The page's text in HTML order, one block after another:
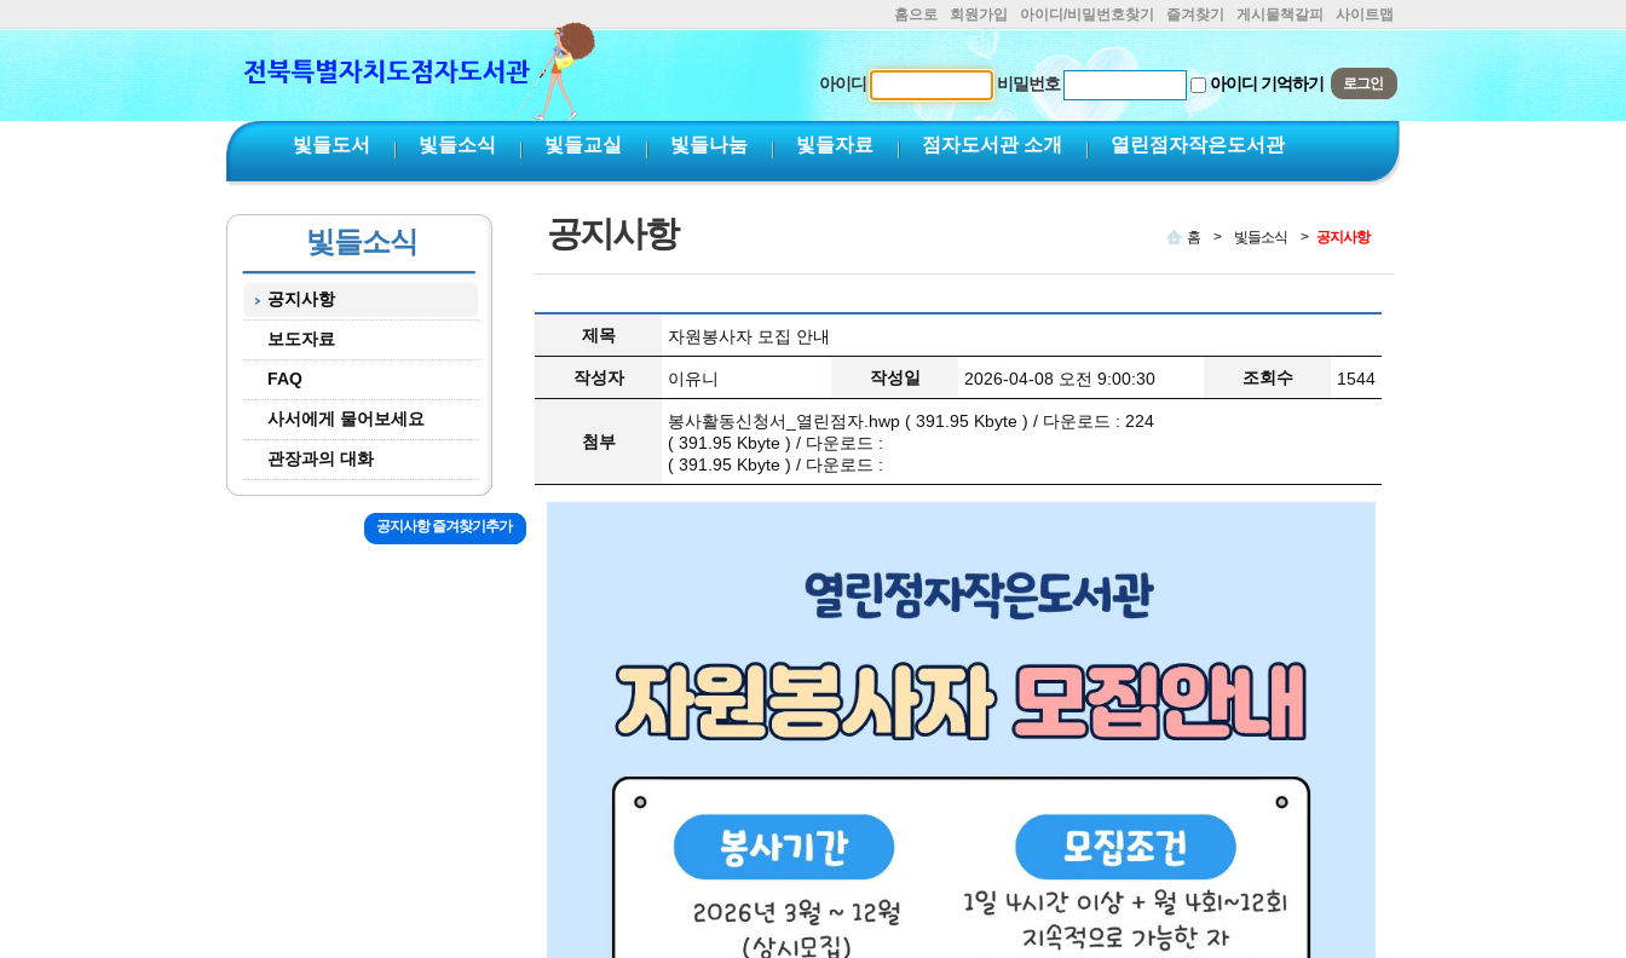
홈으로 회원가입 아이디/비밀번호찾기 즐겨찾기 게시물책갈피 사이트맵
아이디 비밀번호 아이디 기억하기
빛들도서 빛들소식 빛들교실 빛들나눔 빛들자료 점자도서관 소개 열린점자작은도서관
빛들소식
공지사항
보도자료
FAQ
사서에게 물어보세요
관장과의 대화
홈 > 빛들소식 > 공지사항
공지사항
제목 자원봉사자 모집 안내
작성자 이유니 작성일 2026-04-08 오전 9:00:30 조회수 1544
첨부
봉사활동신청서_열린점자.hwp ( 391.95 Kbyte ) / 다운로드 : 224
( 391.95 Kbyte ) / 다운로드 :
( 391.95 Kbyte ) / 다운로드 :
공지사항 즐겨찾기추가